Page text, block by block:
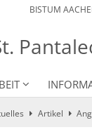
BISTUM
Artikel